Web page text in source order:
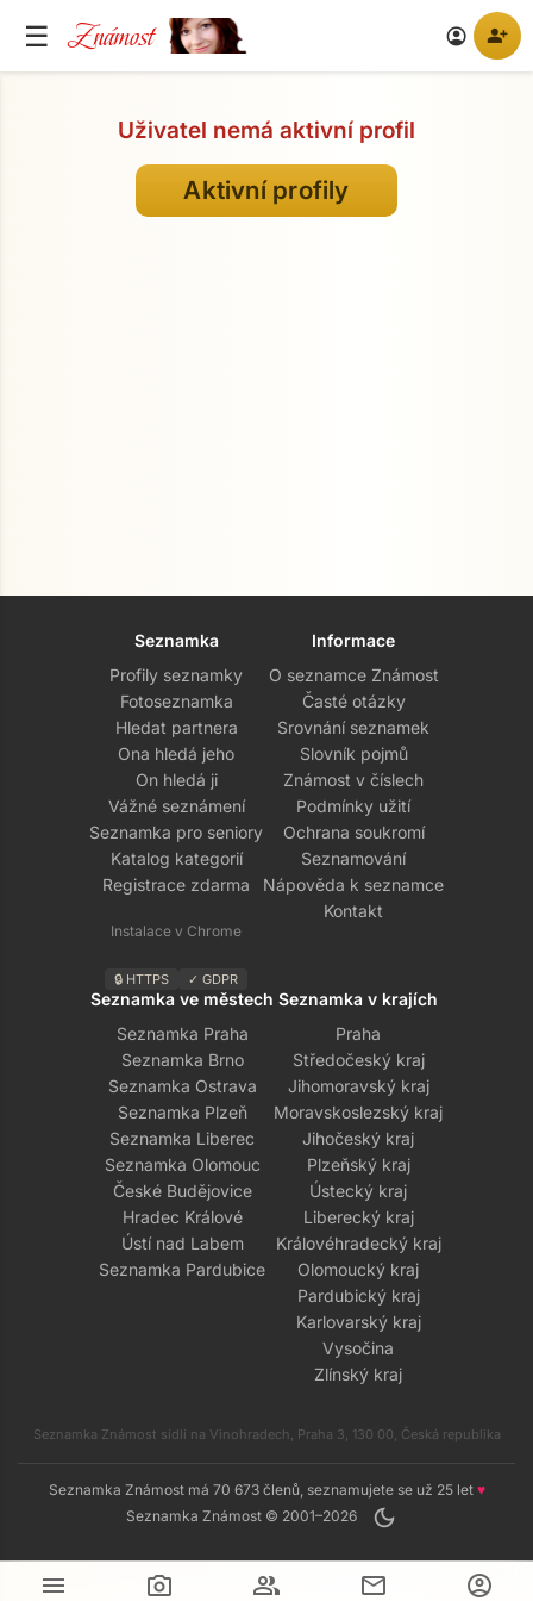
Přejít na hlavní obsah
☰ Známost account_circle person_add
menu camera_alt group mail account_circle
Uživatel nemá aktivní profil
Aktivní profily
Seznamka
Profily seznamky
Fotoseznamka
Hledat partnera
Ona hledá jeho
On hledá ji
Vážné seznámení
Seznamka pro seniory
Katalog kategorií
Registrace zdarma
Instalace v Chrome
🔒 HTTPS ✓ GDPR
Informace
O seznamce Známost
Časté otázky
Srovnání seznamek
Slovník pojmů
Známost v číslech
Podmínky užití
Ochrana soukromí
Seznamování
Nápověda k seznamce
Kontakt
Seznamka ve městech
Seznamka Praha
Seznamka Brno
Seznamka Ostrava
Seznamka Plzeň
Seznamka Liberec
Seznamka Olomouc
České Budějovice
Hradec Králové
Ústí nad Labem
Seznamka Pardubice
Seznamka v krajích
Praha
Středočeský kraj
Jihomoravský kraj
Moravskoslezský kraj
Jihočeský kraj
Plzeňský kraj
Ústecký kraj
Liberecký kraj
Královéhradecký kraj
Olomoucký kraj
Pardubický kraj
Karlovarský kraj
Vysočina
Zlínský kraj
Seznamka Známost sídlí na Vinohradech, Praha 3, 130 00, Česká republika
Seznamka Známost má 70 673 členů, seznamujete se už 25 let ♥
Seznamka Známost © 2001–2026
dark_mode